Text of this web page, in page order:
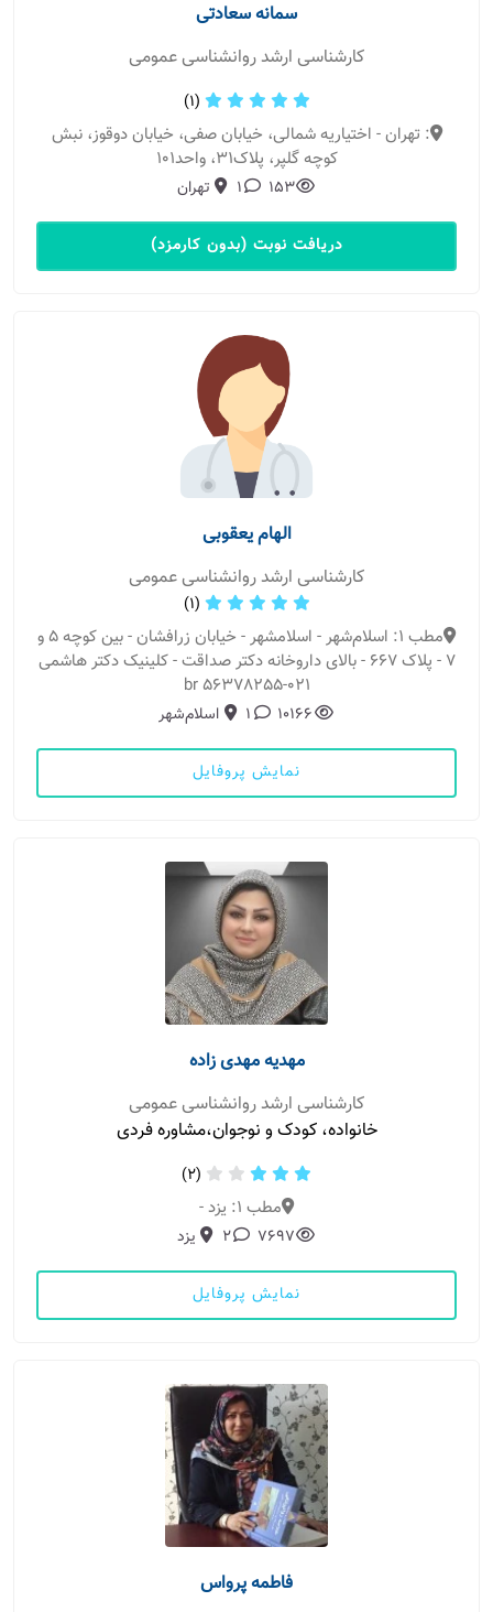
سمانه سعادتی
کارشناسی ارشد روانشناسی عمومی
(1)
: تهران - اختیاریه شمالی، خیابان صفی، خیابان دوقوز، نبش
کوچه گلپر، پلاک۳۱، واحد۱۰۱
153
1 تهران
دریافت نوبت (بدون کارمزد)
الهام یعقوبی
کارشناسی ارشد روانشناسی عمومی
(1)
مطب 1: اسلام‌شهر - اسلامشهر - خیابان زرافشان - بین کوچه 5 و
7 - پلاک 667 - بالای داروخانه دکتر صداقت - کلینیک دکتر هاشمی
021-56378255 br
10166
1 اسلام‌شهر
نمایش پروفایل
مهدیه مهدی زاده
کارشناسی ارشد روانشناسی عمومی
خانواده، کودک و نوجوان،مشاوره فردی
(2)
مطب 1: یزد -
7697
2 یزد
نمایش پروفایل
فاطمه پرواس